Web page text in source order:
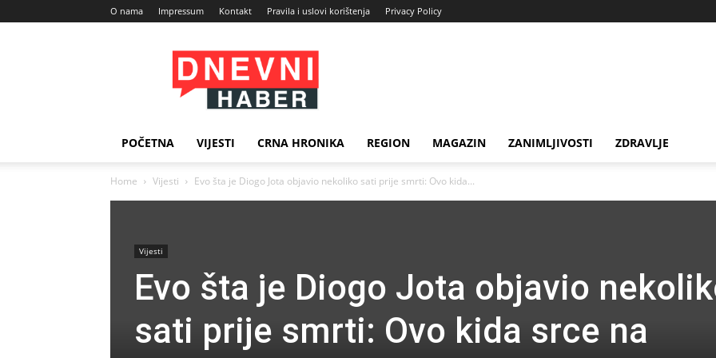
O nama Impressum Kontakt Pravila i uslovi korištenja Privacy Policy
Dnevni
Haber
POČETNA VIJESTI CRNA HRONIKA REGION MAGAZIN ZANIMLJIVOSTI ZDRAVLJE
Home Vijesti Evo šta je Diogo Jota objavio nekoliko sati prije smrti: Ovo kida...
Vijesti
Evo šta je Diogo Jota objavio
sati prije smrti: Ovo kida srce na